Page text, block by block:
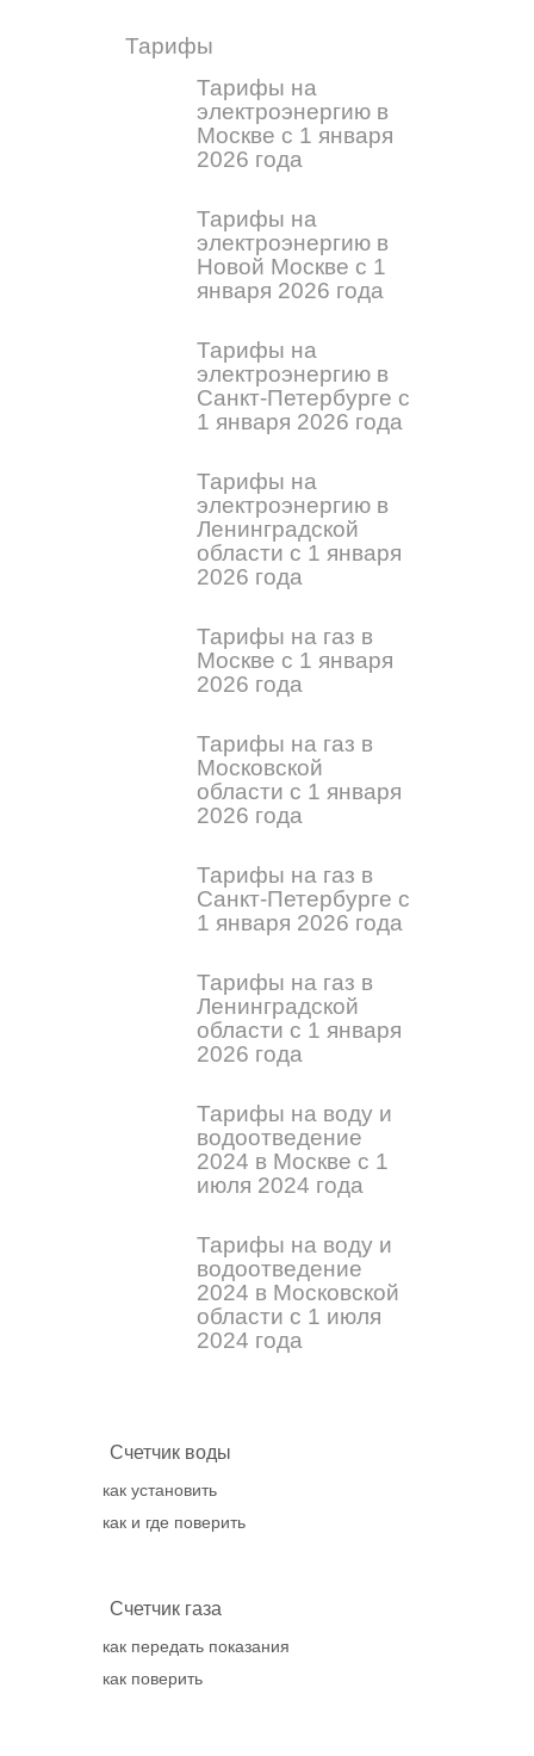
Тарифы
Тарифы на
электроэнергию в
Москве с 1 января
2026 года
Тарифы на
электроэнергию в
Новой Москве с 1
января 2026 года
Тарифы на
электроэнергию в
Санкт-Петербурге с
1 января 2026 года
Тарифы на
электроэнергию в
Ленинградской
области с 1 января
2026 года
Тарифы на газ в
Москве с 1 января
2026 года
Тарифы на газ в
Московской
области с 1 января
2026 года
Тарифы на газ в
Санкт-Петербурге с
1 января 2026 года
Тарифы на газ в
Ленинградской
области с 1 января
2026 года
Тарифы на воду и
водоотведение
2024 в Москве с 1
июля 2024 года
Тарифы на воду и
водоотведение
2024 в Московской
области с 1 июля
2024 года
Счетчик воды
как установить
как и где поверить
Счетчик газа
как передать показания
как поверить